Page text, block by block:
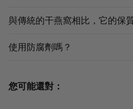
與傳統的干燕窩相比，它的保
使用防腐劑嗎？
您可能還對：